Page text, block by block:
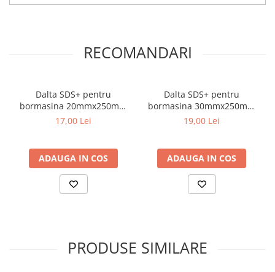
RECOMANDARI
Dalta SDS+ pentru
bormasina 20mmx250mm
Faster Tools
17,00 Lei
ADAUGA IN COS
Dalta SDS+ pentru
bormasina 30mmx250mm
Faster Tools ​​​​​​​
19,00 Lei
ADAUGA IN COS
PRODUSE SIMILARE